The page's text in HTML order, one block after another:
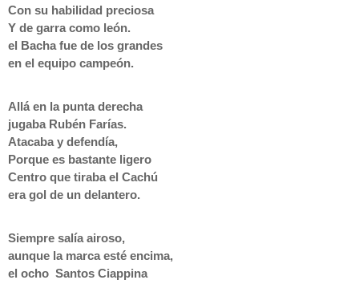
Con su habilidad preciosa
Y de garra como león.
el Bacha fue de los grandes
en el equipo campeón.
Allá en la punta derecha
jugaba Rubén Farías.
Atacaba y defendía,
Porque es bastante ligero
Centro que tiraba el Cachú
era gol de un delantero.
Siempre salía airoso,
aunque la marca esté encima,
el ocho Santos Ciappina